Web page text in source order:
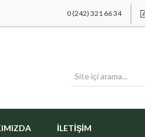
0 (242) 321 66 34
İLETIŞIM